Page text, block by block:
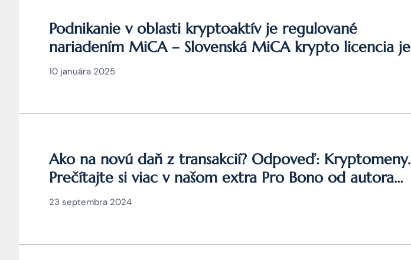
Podnikanie v oblasti kryptoaktív je regulované
nariadením MiCA – Slovenská MiCA krypto licencia je
veľmi výhodná a platí v celej EÚ
10 januára 2025
Ako na novú daň z transakcií? Odpoveď: Kryptomeny.
Prečítajte si viac v našom extra Pro Bono od autora
článku JUDr. Mag. Jána Čarnogurského
23 septembra 2024